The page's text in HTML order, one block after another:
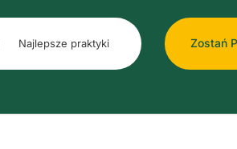
Najlepsze praktyki Zostań